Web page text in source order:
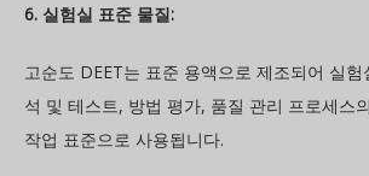
6. 실험실 표준 물질:
고순도 DEET는 표준 용액으로 제조되어 실
석 및 테스트, 방법 평가, 품질 관리 프로세스
작업 표준으로 사용됩니다.